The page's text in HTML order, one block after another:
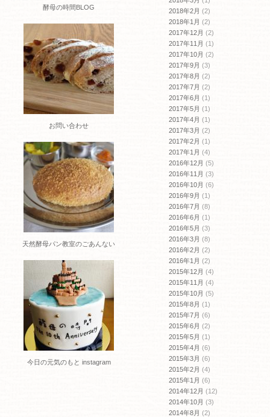
酵母の時間BLOG
お問い合わせ
天然酵母パン教室のごあんない
今日の元気のもと instagram
2018年2月 (2)
2018年1月 (2)
2017年12月 (2)
2017年11月 (1)
2017年10月 (2)
2017年9月 (3)
2017年8月 (2)
2017年7月 (2)
2017年6月 (1)
2017年5月 (1)
2017年4月 (1)
2017年3月 (2)
2017年2月 (1)
2017年1月 (4)
2016年12月 (5)
2016年11月 (3)
2016年10月 (6)
2016年9月 (1)
2016年7月 (8)
2016年6月 (1)
2016年5月 (3)
2016年3月 (8)
2016年2月 (2)
2016年1月 (2)
2015年12月 (4)
2015年11月 (4)
2015年10月 (5)
2015年8月 (1)
2015年7月 (6)
2015年6月 (2)
2015年5月 (1)
2015年4月 (6)
2015年3月 (6)
2015年2月 (4)
2015年1月 (6)
2014年12月 (12)
2014年10月 (3)
2014年8月 (2)